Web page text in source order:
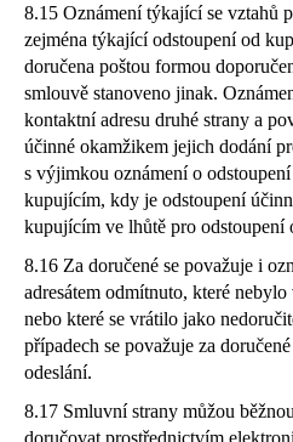
8.15 Oznámení týkající se vztahů
zejména týkající odstoupení od
doručena poštou formou
smlouvě stanoveno jinak.
kontaktní adresu druhé strany a
účinné okamžikem jejich dodání
s výjimkou oznámení o
kupujícím, kdy je odstoupení
kupujícím ve lhůtě pro odstoupení
8.16 Za doručené se považuje i
adresátem odmítnuto, které
nebo které se vrátilo jako
případech se považuje za
odeslání.
8.17 Smluvní strany můžou
doručovat prostřednictvím